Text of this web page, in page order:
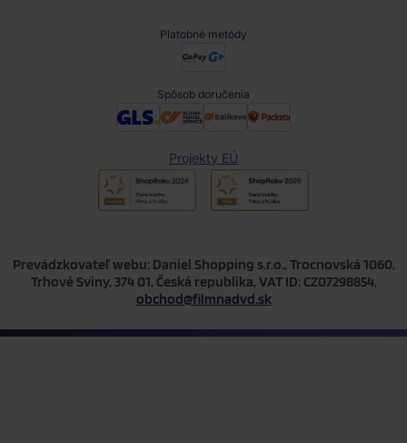
Platobné metódy
Spôsob doručenia
Projekty EÚ
Prevádzkovateľ webu: Daniel Shopping s.r.o., Trocnovská 1060,
Trhové Sviny, 374 01, Česká republika, VAT ID: CZ07298854,
obchod@filmnadvd.sk